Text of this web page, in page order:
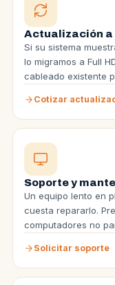
Actualización a
Si su sistema
lo migramos a Full
cableado existente
Cotizar
Soporte y
Un equipo lento en
cuesta repararlo.
computadores no
Solicitar soporte